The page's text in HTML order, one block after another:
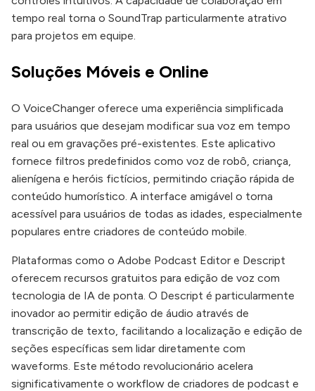
tempo real torna o SoundTrap particularmente atrativo
para projetos em equipe.
Soluções Móveis e Online
O VoiceChanger oferece uma experiência simplificada
para usuários que desejam modificar sua voz em tempo
real ou em gravações pré-existentes. Este aplicativo
fornece filtros predefinidos como voz de robô, criança,
alienígena e heróis fictícios, permitindo criação rápida de
conteúdo humorístico. A interface amigável o torna
acessível para usuários de todas as idades, especialmente
populares entre criadores de conteúdo mobile.
Plataformas como o Adobe Podcast Editor e Descript
oferecem recursos gratuitos para edição de voz com
tecnologia de IA de ponta. O Descript é particularmente
inovador ao permitir edição de áudio através de
transcrição de texto, facilitando a localização e edição de
seções específicas sem lidar diretamente com
waveforms. Este método revolucionário acelera
significativamente o workflow de criadores de podcast e